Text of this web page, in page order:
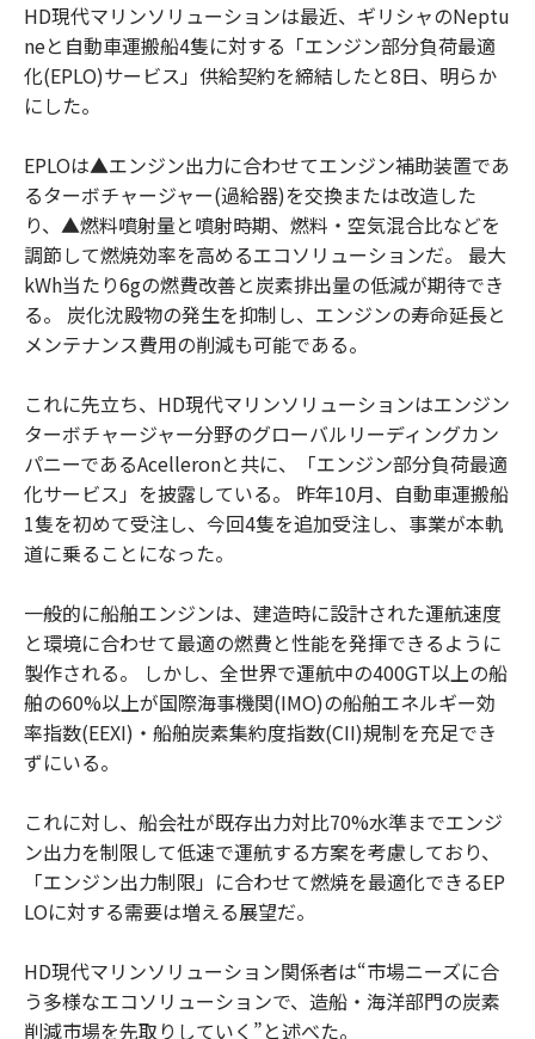
HD現代マリンソリューションは最近、ギリシャのNeptu
neと自動車運搬船4隻に対する「エンジン部分負荷最適
化(EPLO)サービス」供給契約を締結したと8日、明らか
にした。
EPLOは▲エンジン出力に合わせてエンジン補助装置であ
るターボチャージャー(過給器)を交換または改造した
り、▲燃料噴射量と噴射時期、燃料・空気混合比などを
調節して燃焼効率を高めるエコソリューションだ。 最大
kWh当たり6gの燃費改善と炭素排出量の低減が期待でき
る。 炭化沈殿物の発生を抑制し、エンジンの寿命延長と
メンテナンス費用の削減も可能である。
これに先立ち、HD現代マリンソリューションはエンジン
ターボチャージャー分野のグローバルリーディングカン
パニーであるAcelleronと共に、「エンジン部分負荷最適
化サービス」を披露している。 昨年10月、自動車運搬船
1隻を初めて受注し、今回4隻を追加受注し、事業が本軌
道に乗ることになった。
一般的に船舶エンジンは、建造時に設計された運航速度
と環境に合わせて最適の燃費と性能を発揮できるように
製作される。 しかし、全世界で運航中の400GT以上の船
舶の60%以上が国際海事機関(IMO)の船舶エネルギー効
率指数(EEXI)・船舶炭素集約度指数(CII)規制を充足でき
ずにいる。
これに対し、船会社が既存出力対比70%水準までエンジ
ン出力を制限して低速で運航する方案を考慮しており、
「エンジン出力制限」に合わせて燃焼を最適化できるEP
LOに対する需要は増える展望だ。
HD現代マリンソリューション関係者は“市場ニーズに合
う多様なエコソリューションで、造船・海洋部門の炭素
削減市場を先取りしていく”と述べた。